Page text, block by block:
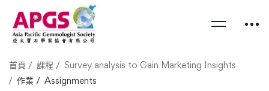
首頁 課程
Survey analysis to Gain Marketing Insights
作業
Assignments